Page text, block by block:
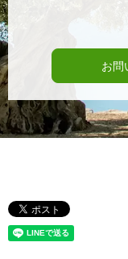
お問